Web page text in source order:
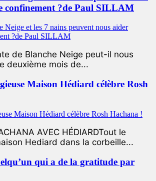
confinement ?de Paul SILLAM
de Blanche Neige peut-il nous
deuxième mois de...
Maison Hédiard célèbre Rosh
AVEC HÉDIARDTout le
Hediard dans la corbeille...
qui a de la gratitude par